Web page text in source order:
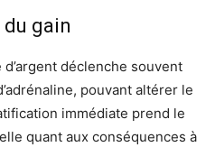
gain
déclenche souvent
pouvant altérer le
immédiate prend le
quant aux conséquences à